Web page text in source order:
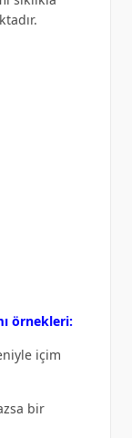
örnekleri:
içim
bir